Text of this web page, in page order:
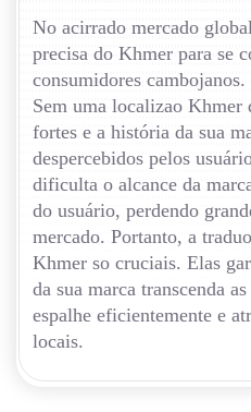
No acirrado mercado
precisa do Khmer para se
consumidores
Sem uma localizao Khmer
fortes e a história da sua
despercebidos pelos
dificulta o alcance da
do usuário, perdendo
mercado. Portanto, a
Khmer so cruciais. Elas
da sua marca transcenda
espalhe eficientemente e
locais.